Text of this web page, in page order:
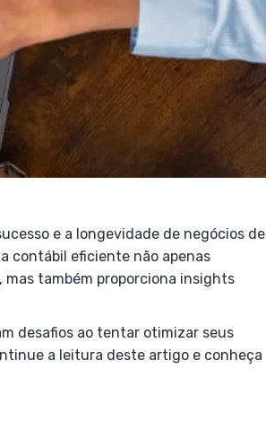
e a longevidade de negócios de
contábil eficiente não apenas
também proporciona insights
desafios ao tentar otimizar seus
a leitura deste artigo e conheça